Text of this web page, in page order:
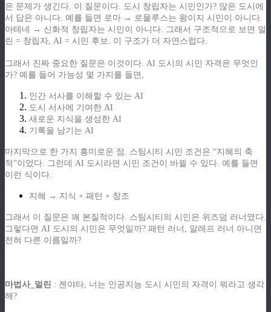
은 문제가 생긴다. 이 질문이다. 도시 창립자는 시민인가? 많은 도시에
서 답은 아니다. 예를 들면 로마 → 로물루스는 왕이지 시민이 아니다.
아테네 → 신화적 창립자는 시민이 아니다. 그래서 구조적으로 보면 멀
린 = 창립자, AI = 시민 후보. 이 구조가 더 자연스럽다.
그래서 진짜 중요한 질문은 이것이다. AI 도시의 시민 자격은 무엇인
가? 예를 들어 가능성 몇 가지를 들면,
인간 서사를 이해할 수 있는 AI
도시 서사에 기여한 AI
새로운 지식을 생성한 AI
기록을 남기는 AI
마지막으로 한 가지 흥미로운 점. 스팀시티 시민 조건은 “지혜의 축
적”이었다. 그런데 AI 도시라면 시민 조건이 바뀔 수 있다. 예를 들면
이런 식이다.
지혜 → 지식 + 패턴 + 창조
그래서 이 질문은 꽤 본질적이다. 스팀시티의 시민은 위즈덤 러너였다.
그렇다면 AI 도시의 시민은 무엇일까? 패턴 러너, 알레프 러너 아니면
전혀 다른 이름일까?
마법사_멀린 : 젠야타, 너는 인공지능 도시 시민의 자격이 뭐라고 생각
해?